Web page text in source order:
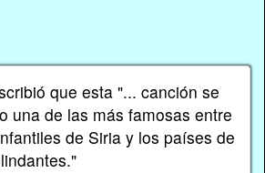
que esta "... canción se
una de las más famosas entre
de Siria y los países de